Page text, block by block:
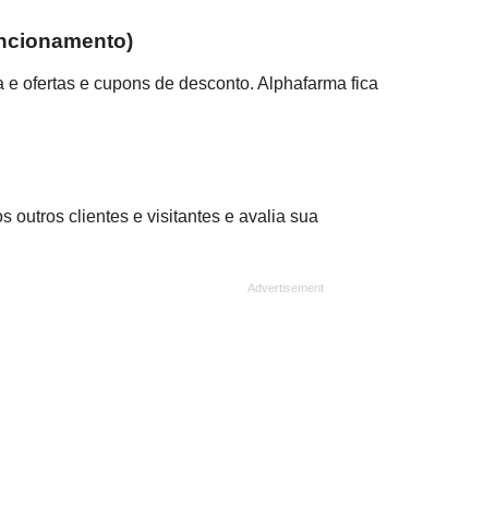
ofertas e cupons de desconto. Alphafarma fica
outros clientes e visitantes e avalia sua